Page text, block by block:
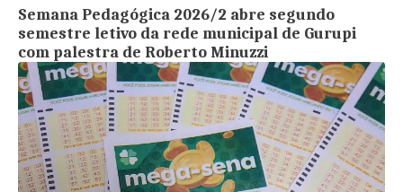
Semana Pedagógica 2026/2 abre segundo
semestre letivo da rede municipal de Gurupi
com palestra de Roberto Minuzzi